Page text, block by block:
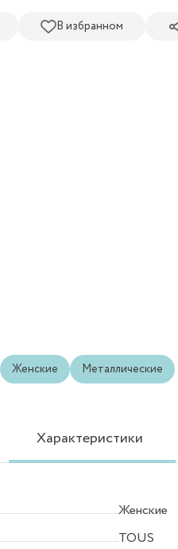
В избранном
Женские Металлические
Характеристики
Женские
TOUS